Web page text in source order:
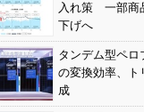
入れ策 一部商
下げへ
タンデム型ペロ
の変換効率、ト
成